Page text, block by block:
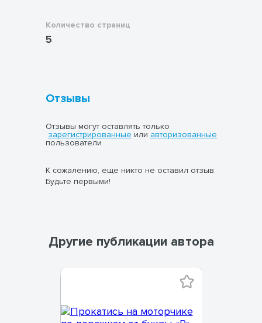
Количество страниц
5
Отзывы
Отзывы могут оставлять только
зарегистрированные или авторизованные
пользователи
К сожалению, еще никто не оставил отзыв.
Будьте первыми!
Другие публикации автора